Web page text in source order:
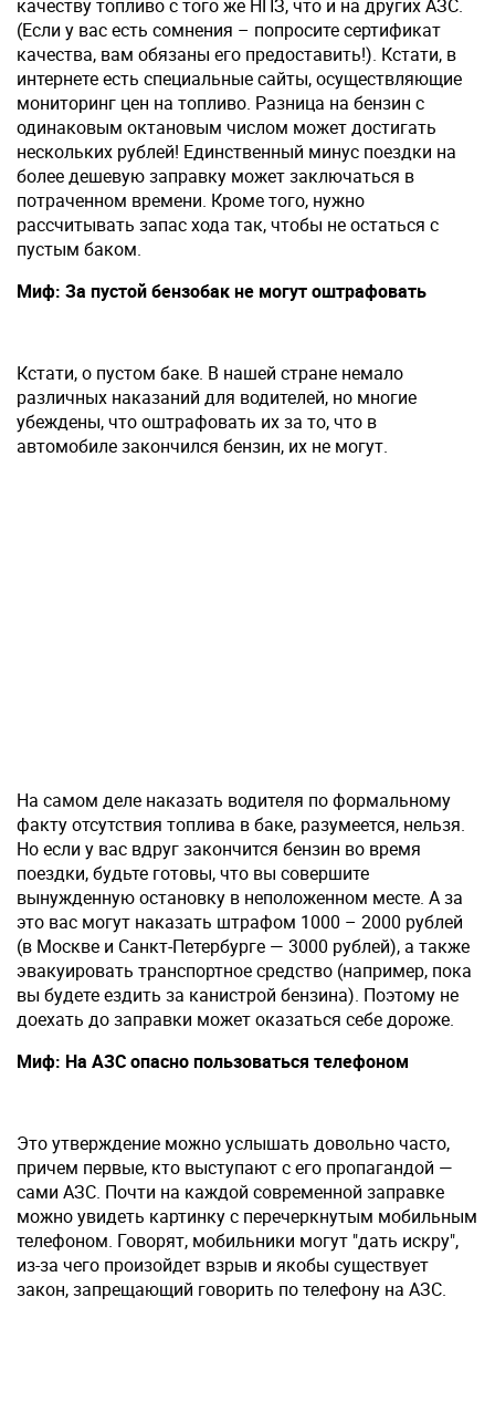
качеству топливо с того же НПЗ, что и на других АЗС.
(Если у вас есть сомнения – попросите сертификат
качества, вам обязаны его предоставить!). Кстати, в
интернете есть специальные сайты, осуществляющие
мониторинг цен на топливо. Разница на бензин с
одинаковым октановым числом может достигать
нескольких рублей! Единственный минус поездки на
более дешевую заправку может заключаться в
потраченном времени. Кроме того, нужно
рассчитывать запас хода так, чтобы не остаться с
пустым баком.
Миф: За пустой бензобак не могут оштрафовать
Кстати, о пустом баке. В нашей стране немало
различных наказаний для водителей, но многие
убеждены, что оштрафовать их за то, что в
автомобиле закончился бензин, их не могут.
На самом деле наказать водителя по формальному
факту отсутствия топлива в баке, разумеется, нельзя.
Но если у вас вдруг закончится бензин во время
поездки, будьте готовы, что вы совершите
вынужденную остановку в неположенном месте. А за
это вас могут наказать штрафом 1000 – 2000 рублей
(в Москве и Санкт-Петербурге — 3000 рублей), а также
эвакуировать транспортное средство (например, пока
вы будете ездить за канистрой бензина). Поэтому не
доехать до заправки может оказаться себе дороже.
Миф: На АЗС опасно пользоваться телефоном
Это утверждение можно услышать довольно часто,
причем первые, кто выступают с его пропагандой —
сами АЗС. Почти на каждой современной заправке
можно увидеть картинку с перечеркнутым мобильным
телефоном. Говорят, мобильники могут "дать искру",
из-за чего произойдет взрыв и якобы существует
закон, запрещающий говорить по телефону на АЗС.